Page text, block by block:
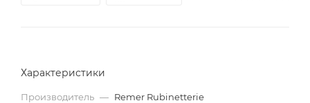
Характеристики
Производитель — Remer Rubinetterie